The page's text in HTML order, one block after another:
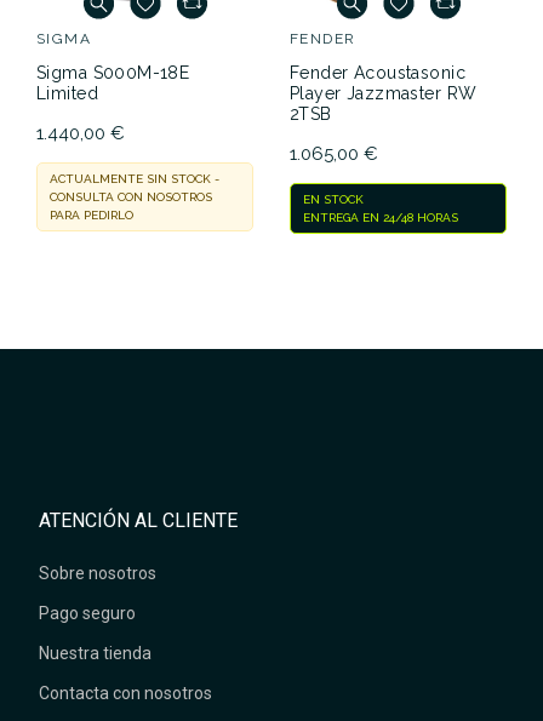
SIGMA
Sigma S000M-18E
Limited
1.440,00 €
ACTUALMENTE SIN STOCK -
CONSULTA CON NOSOTROS
PARA PEDIRLO
FENDER
Fender Acoustasonic
Player Jazzmaster RW
2TSB
1.065,00 €
EN STOCK
ENTREGA EN 24/48 HORAS
ATENCIÓN AL CLIENTE
Sobre nosotros
Pago seguro
Nuestra tienda
Contacta con nosotros